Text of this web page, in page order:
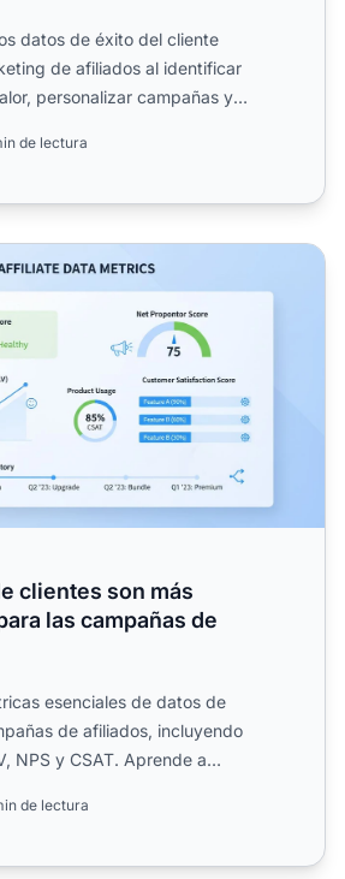
datos de éxito del cliente
de afiliados al identificar
personalizar campañas y
de lectura
son más importantes para las
clientes son más
las campañas de
esenciales de datos de
de afiliados, incluyendo
NPS y CSAT. Aprende a
de lectura